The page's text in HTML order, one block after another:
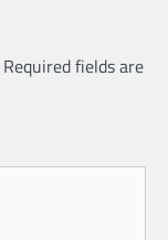
Required fields are